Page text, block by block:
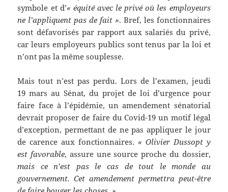
symbole et d’« équité avec le privé où les employeurs
ne l’appliquent pas de fait ». Bref, les fonctionnaires
sont défavorisés par rapport aux salariés du privé,
car leurs employeurs publics sont tenus par la loi et
n’ont pas la même souplesse.
Mais tout n’est pas perdu. Lors de l’examen, jeudi
19 mars au Sénat, du projet de loi d’urgence pour
faire face à l’épidémie, un amendement sénatorial
devrait proposer de faire du Covid-19 un motif légal
d’exception, permettant de ne pas appliquer le jour
de carence aux fonctionnaires. « Olivier Dussopt y
est favorable, assure une source proche du dossier,
mais ce n’est pas le cas de tout le monde au
gouvernement. Cet amendement permettra peut-être